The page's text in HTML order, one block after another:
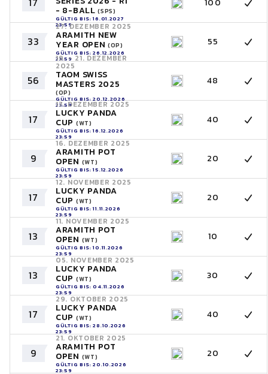
- 8-BALL(SPS)
GÜLTIG BIS: 16.01.2027
23:59
100
33
27. DEZEMBER 2025
ARAMITH NEW
YEAR OPEN (OP)
GÜLTIG BIS: 26.12.2026
23:59
55
56
19. - 21. DEZEMBER
2025
TAOM SWISS
MASTERS 2025
(OP)
GÜLTIG BIS: 20.12.2026
23:59
48
17
17. DEZEMBER 2025
LUCKY PANDA
CUP (WT)
GÜLTIG BIS: 16.12.2026
23:59
40
9
16. DEZEMBER 2025
ARAMITH POT
OPEN (WT)
GÜLTIG BIS: 15.12.2026
23:59
20
17
12. NOVEMBER 2025
LUCKY PANDA
CUP (WT)
GÜLTIG BIS: 11.11.2026
23:59
20
13
11. NOVEMBER 2025
ARAMITH POT
OPEN (WT)
GÜLTIG BIS: 10.11.2026
23:59
10
13
05. NOVEMBER 2025
LUCKY PANDA
CUP (WT)
GÜLTIG BIS: 04.11.2026
23:59
30
17
29. OKTOBER 2025
LUCKY PANDA
CUP (WT)
GÜLTIG BIS: 28.10.2026
23:59
40
9
21. OKTOBER 2025
ARAMITH POT
OPEN (WT)
GÜLTIG BIS: 20.10.2026
23:59
20